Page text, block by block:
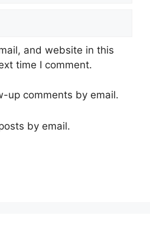
and website in this
time I comment.
up comments by email.
by email.